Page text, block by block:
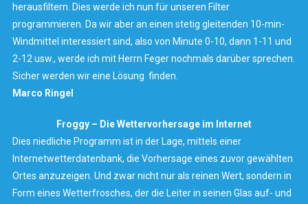
herausfiltern. Dies werde ich nun für unseren Filter
programmieren. Da wir aber an einen stetig gleitenden 10-min-
Windmittel interessiert sind, also von Minute 0-10, dann 1-11 und
2-12 usw., werde ich mit Herrn Feger nochmals darüber sprechen.
Sicher werden wir eine Lösung finden.
Marco Ringel
Froggy – Die Wettervorhersage im Internet
Dies niedliche Programm ist in der Lage, mittels einer
Internetwetterdatenbank, die Vorhersage eines zuvor gewählten
Ortes anzuzeigen. Und zwar nicht nur als reinen Wert, sondern in
Form eines Wetterfrosches, der die Leiter in seinen Glas auf- und